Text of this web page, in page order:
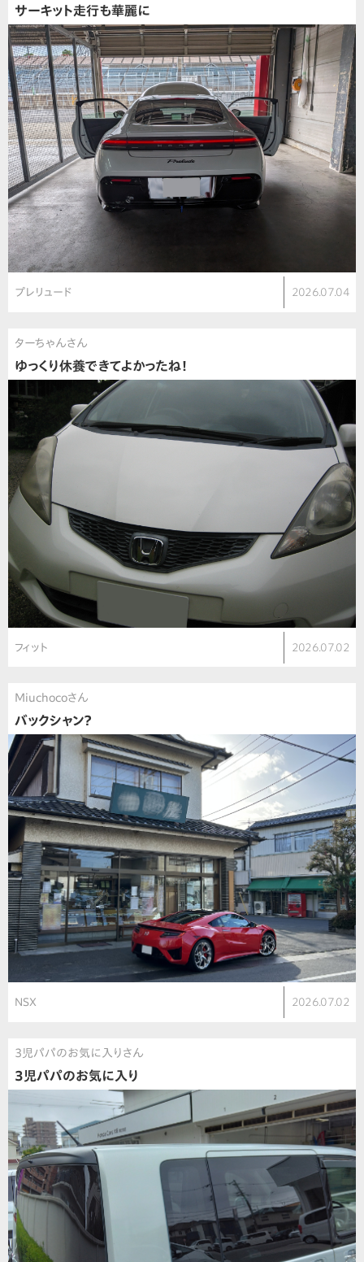
サーキット走行も華麗に
プレリュード 2026.07.04
ターちゃんさん
ゆっくり休養できてよかったね！
フィット 2026.07.02
Miuchocoさん
バックシャン？
NSX 2026.07.02
3児パパのお気に入りさん
3児パパのお気に入り